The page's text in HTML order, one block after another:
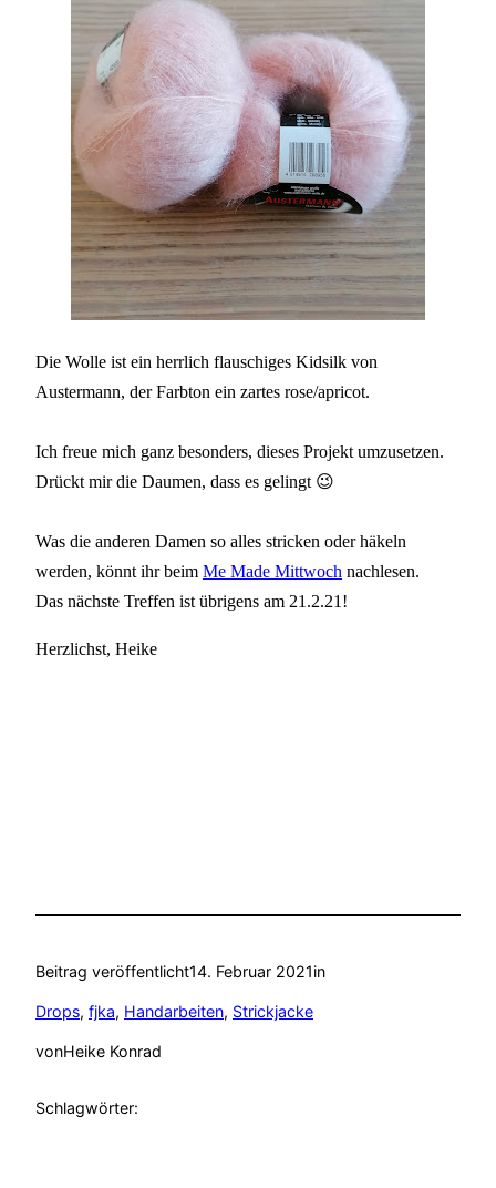
Die Wolle ist ein herrlich flauschiges Kidsilk von
Austermann, der Farbton ein zartes rose/apricot.
Ich freue mich ganz besonders, dieses Projekt umzusetzen.
Drückt mir die Daumen, dass es gelingt 😉
Was die anderen Damen so alles stricken oder häkeln
werden, könnt ihr beim Me Made Mittwoch nachlesen.
Das nächste Treffen ist übrigens am 21.2.21!
Herzlichst, Heike
Beitrag veröffentlicht14. Februar 2021in
Drops, fjka, Handarbeiten, Strickjacke
vonHeike Konrad
Schlagwörter: